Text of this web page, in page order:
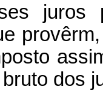
juros
dos